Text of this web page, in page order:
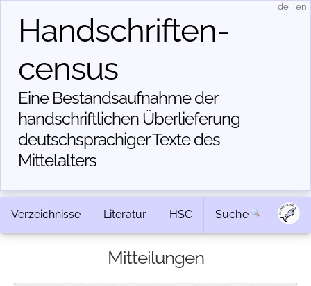
Handschriften­
census
Eine Bestandsaufnahme der
handschriftlichen Über­lieferung
deutschsprachiger Texte des
Mittelalters
de en
Verzeichnisse Literatur HSC Suche
Mitteilungen